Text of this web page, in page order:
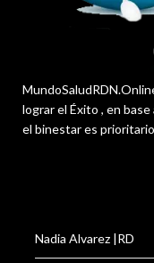
lograr el Éxito , en
el binestar es
Nadia Alvarez |RD